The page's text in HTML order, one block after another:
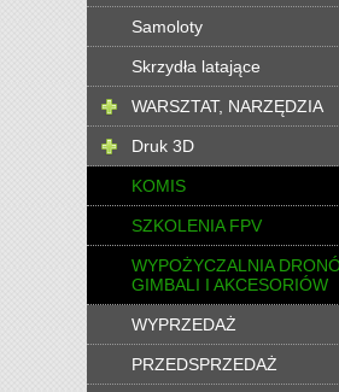
Samoloty
Skrzydła latające
WARSZTAT, NARZĘDZIA
Druk 3D
KOMIS
SZKOLENIA FPV
WYPOŻYCZALNIA
GIMBALI I AKCESORIÓW
WYPRZEDAŻ
PRZEDSPRZEDAŻ